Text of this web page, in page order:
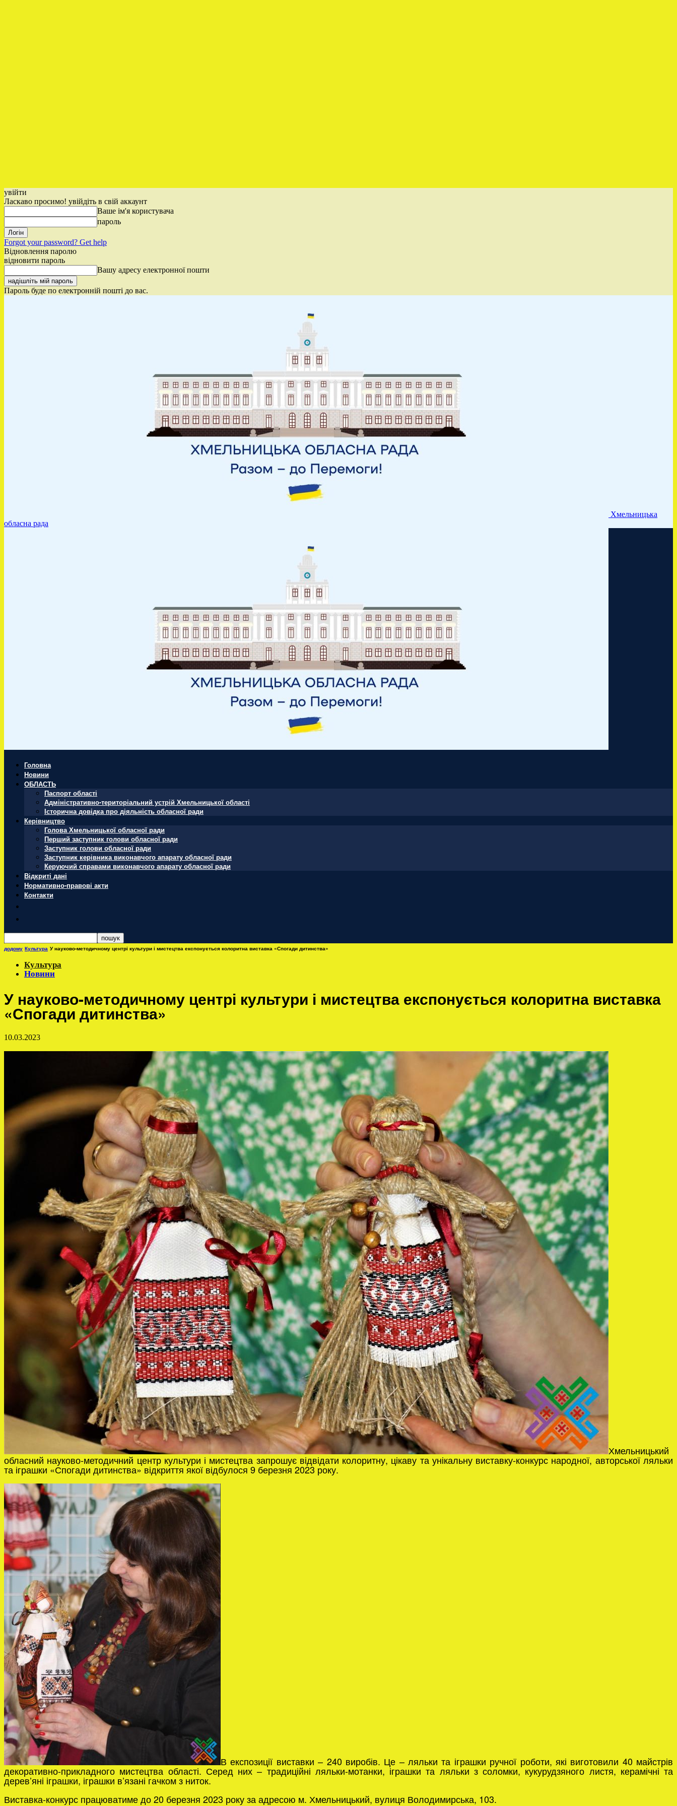
увійти
Ласкаво просимо! увійдіть в свій аккаунт
Ваше ім'я користувача
пароль
Forgot your password? Get help
Відновлення паролю
відновити пароль
Вашу адресу електронної пошти
Пароль буде по електронній пошті до вас.
Хмельницька
обласна рада
Головна
Новини
ОБЛАСТЬ
Паспорт області
Адміністративно-територіальний устрій Хмельницької області
Історична довідка про діяльність обласної ради
Керівництво
Голова Хмельницької обласної ради
Перший заступник голови обласної ради
Заступник голови обласної ради
Заступник керівника виконавчого апарату обласної ради
Керуючий справами виконавчого апарату обласної ради
Відкриті дані
Нормативно-правові акти
Контакти
додому Культура У науково-методичному центрі культури і мистецтва експонується колоритна виставка «Спогади дитинства»
Культура
Новини
У науково-методичному центрі культури і мистецтва експонується колоритна виставка
«Спогади дитинства»
10.03.2023
Хмельницький
обласний науково-методичний центр культури і мистецтва запрошує відвідати колоритну, цікаву та унікальну виставку-конкурс народної, авторської ляльки
та іграшки «Спогади дитинства» відкриття якої відбулося 9 березня 2023 року.
В експозиції виставки – 240 виробів. Це – ляльки та іграшки ручної роботи, які виготовили 40 майстрів
декоративно-прикладного мистецтва області. Серед них – традиційні ляльки-мотанки, іграшки та ляльки з соломки, кукурудзяного листя, керамічні та
дерев’яні іграшки, іграшки в’язані гачком з ниток.
Виставка-конкурс працюватиме до 20 березня 2023 року за адресою м. Хмельницький, вулиця Володимирська, 103.